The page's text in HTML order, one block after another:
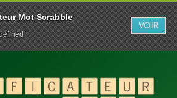
Mot Scrabble
VOIR